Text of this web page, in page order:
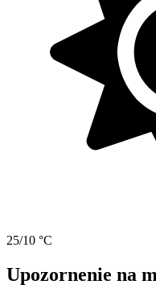
25/10 °C
Upozornenie na